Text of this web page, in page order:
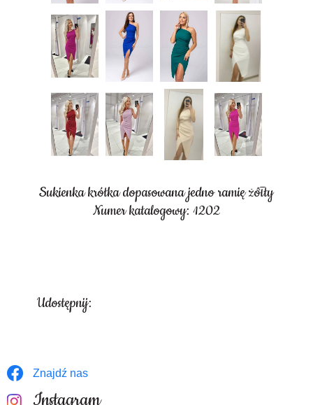
Sukienka krótka dopasowana jedno ramię żółty
Numer katalogowy: 1202
Udostępnij:
Znajdź nas